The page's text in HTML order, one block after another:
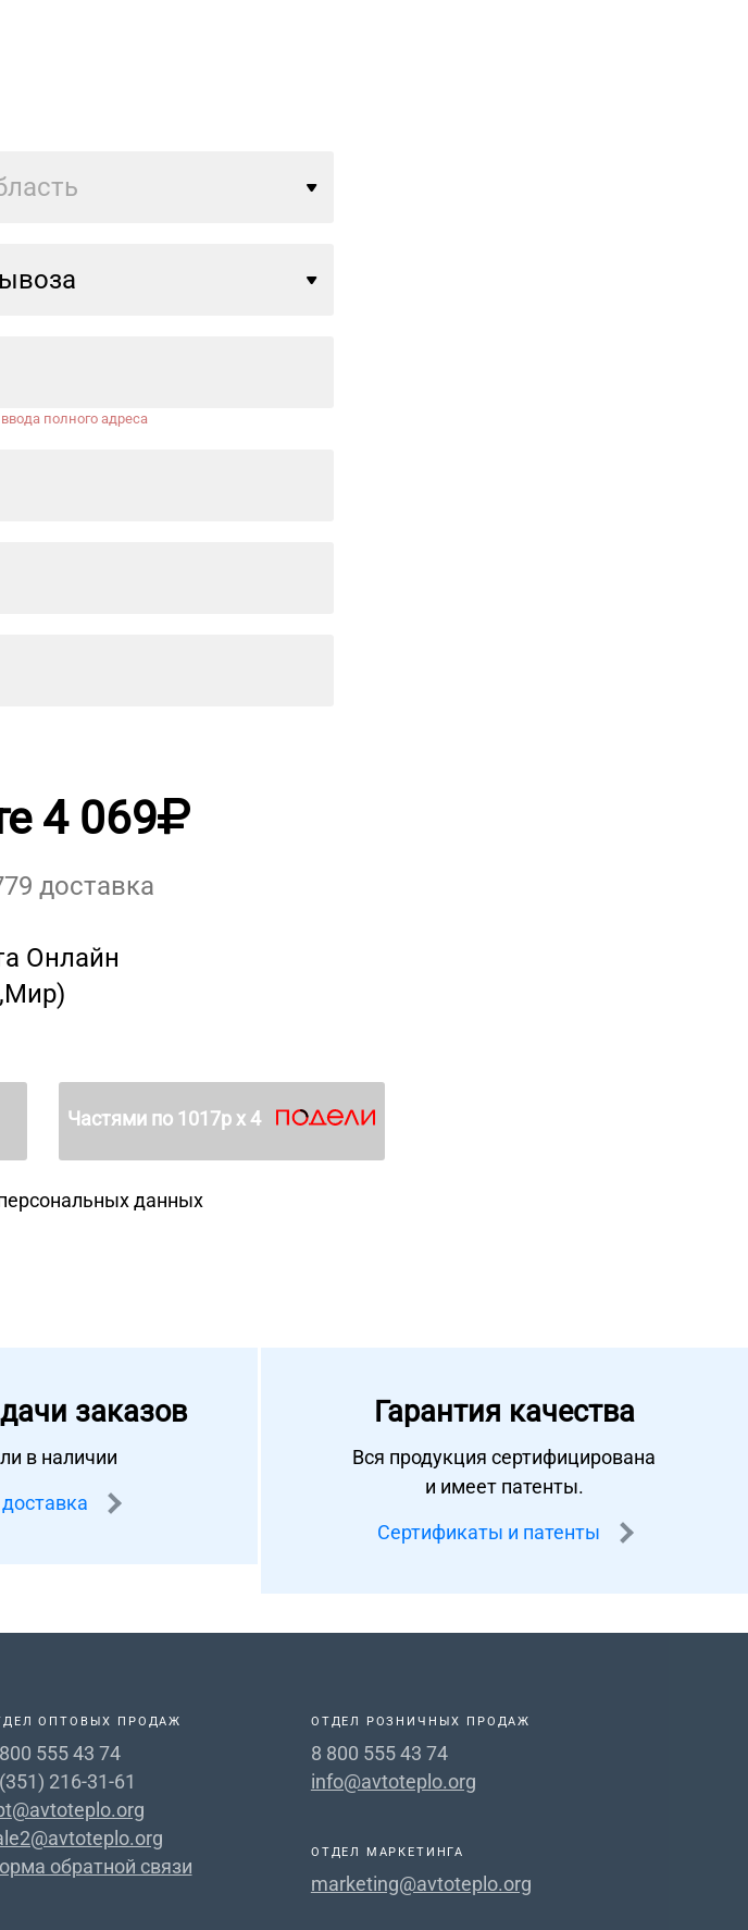
полного адреса
4 069
доставка
Онлайн
Частями по 1017р х 4
данных
заказов
в наличии
Гарантия качества
Вся продукция сертифицирована
и имеет патенты.
Сертификаты и патенты
ОПТОВЫХ ПРОДАЖ
555 43 74
216-31-61
обратной связи
ОТДЕЛ РОЗНИЧНЫХ ПРОДАЖ
8 800 555 43 74
info@avtoteplo.org
ОТДЕЛ МАРКЕТИНГА
marketing@avtoteplo.org